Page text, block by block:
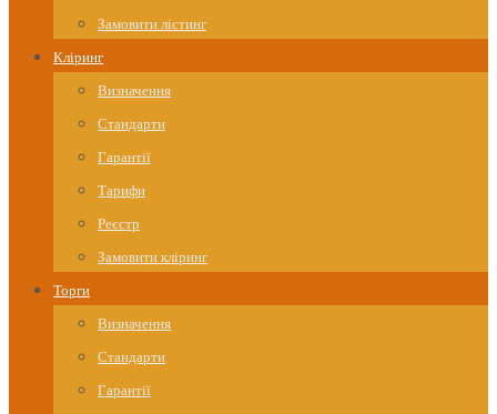
Замовити лістинг
Кліринг
Визначення
Стандарти
Гарантії
Тарифи
Реєстр
Замовити кліринг
Торги
Визначення
Стандарти
Гарантії